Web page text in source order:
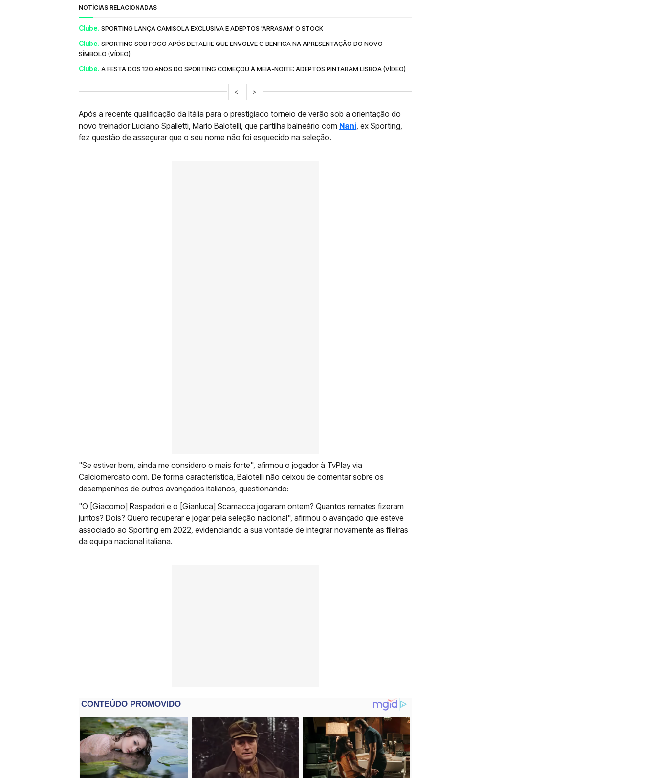
NOTÍCIAS RELACIONADAS
Clube. SPORTING LANÇA CAMISOLA EXCLUSIVA E ADEPTOS 'ARRASAM' O STOCK
Clube. SPORTING SOB FOGO APÓS DETALHE QUE ENVOLVE O BENFICA NA APRESENTAÇÃO DO NOVO
SÍMBOLO (VÍDEO)
Clube. A FESTA DOS 120 ANOS DO SPORTING COMEÇOU À MEIA-NOITE: ADEPTOS PINTARAM LISBOA (VÍDEO)
< >
Após a recente qualificação da Itália para o prestigiado torneio de verão sob a orientação do
novo treinador Luciano Spalletti, Mario Balotelli, que partilha balneário com Nani , ex Sporting,
fez questão de assegurar que o seu nome não foi esquecido na seleção.
"Se estiver bem, ainda me considero o mais forte", afirmou o jogador à TvPlay via
Calciomercato.com. De forma característica, Balotelli não deixou de comentar sobre os
desempenhos de outros avançados italianos, questionando:
"O [Giacomo] Raspadori e o [Gianluca] Scamacca jogaram ontem? Quantos remates fizeram
juntos? Dois? Quero recuperar e jogar pela seleção nacional", afirmou o avançado que esteve
associado ao Sporting em 2022, evidenciando a sua vontade de integrar novamente as fileiras
da equipa nacional italiana.